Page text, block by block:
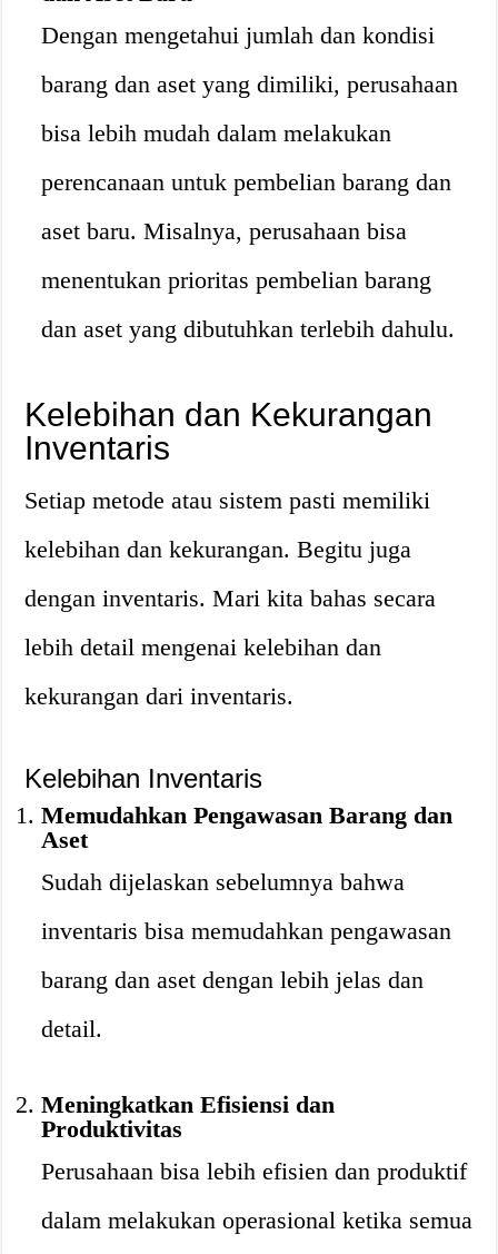
Dengan mengetahui jumlah dan kondisi
barang dan aset yang dimiliki, perusahaan
bisa lebih mudah dalam melakukan
perencanaan untuk pembelian barang dan
aset baru. Misalnya, perusahaan bisa
menentukan prioritas pembelian barang
dan aset yang dibutuhkan terlebih dahulu.
Kelebihan dan Kekurangan
Inventaris
Setiap metode atau sistem pasti memiliki
kelebihan dan kekurangan. Begitu juga
dengan inventaris. Mari kita bahas secara
lebih detail mengenai kelebihan dan
kekurangan dari inventaris.
Kelebihan Inventaris
Memudahkan Pengawasan Barang dan
Aset
Sudah dijelaskan sebelumnya bahwa
inventaris bisa memudahkan pengawasan
barang dan aset dengan lebih jelas dan
detail.
Meningkatkan Efisiensi dan
Produktivitas
Perusahaan bisa lebih efisien dan produktif
dalam melakukan operasional ketika semua